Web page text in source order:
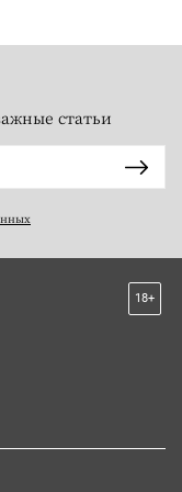
статьи
18+